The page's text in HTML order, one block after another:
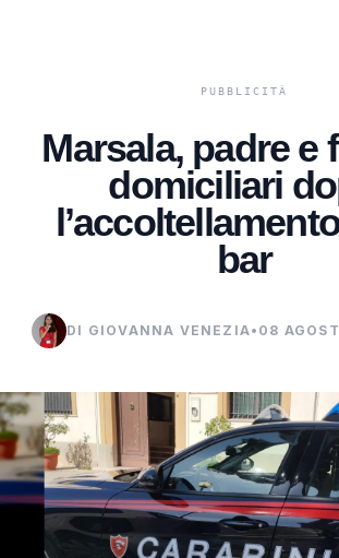
Marsala, padre e
domiciliari
bar
DI GIOVANNA VENEZIA• 08